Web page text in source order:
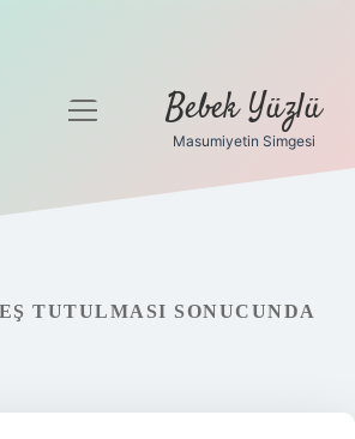
menüyü
Bebek Yüzlü
Masumiyetin Simgesi
TUTULMASI SONUCUNDA